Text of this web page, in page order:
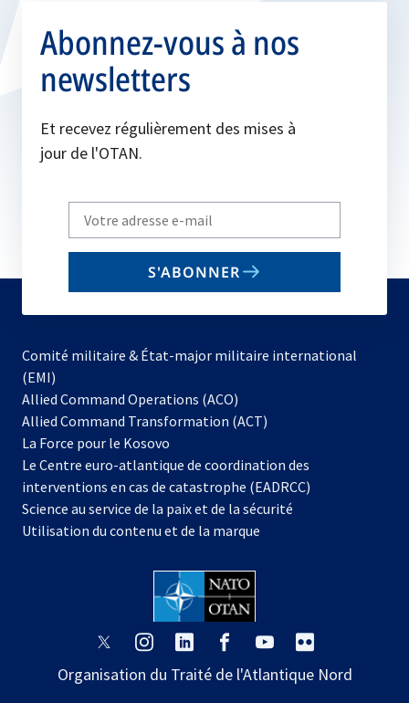
Abonnez-vous à nos
newsletters
Et recevez régulièrement des mises à
jour de l'OTAN.
Write
your
email
S'ABONNER
Comité militaire & État-major militaire international
(EMI)
Allied Command Operations (ACO)
dans
nouvel
onglet
Allied Command Transformation (ACT)
La Force pour le Kosovo
dans
un
nouvel
onglet
Le Centre euro-atlantique de coordination des
interventions en cas de catastrophe (EADRCC)
Science au service de la paix et de la sécurité
Utilisation du contenu et de la marque
s’ouvre
un
s’ouvre
un
s’ouvre
un
s’ouvre
un
s’ouvre
un
un
Organisation du Traité de l'Atlantique Nord